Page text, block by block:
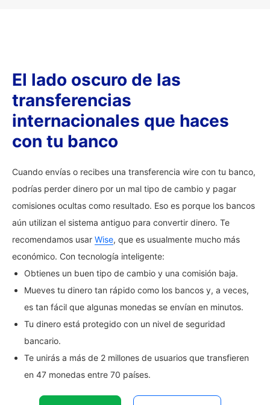
El lado oscuro de las
transferencias
internacionales que haces
con tu banco
Cuando envías o recibes una transferencia wire con tu banco,
podrías perder dinero por un mal tipo de cambio y pagar
comisiones ocultas como resultado. Eso es porque los bancos
aún utilizan el sistema antiguo para convertir dinero. Te
recomendamos usar Wise, que es usualmente mucho más
económico. Con tecnología inteligente:
Obtienes un buen tipo de cambio y una comisión baja.
Mueves tu dinero tan rápido como los bancos y, a veces,
es tan fácil que algunas monedas se envían en minutos.
Tu dinero está protegido con un nivel de seguridad
bancario.
Te unirás a más de 2 millones de usuarios que transfieren
en 47 monedas entre 70 países.